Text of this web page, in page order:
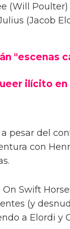
(Will Poulter)
(Jacob
"escenas
ilícito
pesar del
con
Swift
(y
a Elordi y